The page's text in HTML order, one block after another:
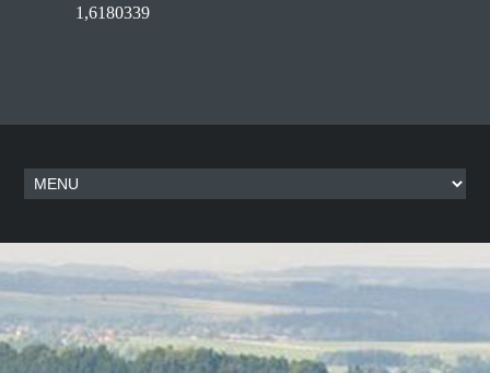
1,6180339